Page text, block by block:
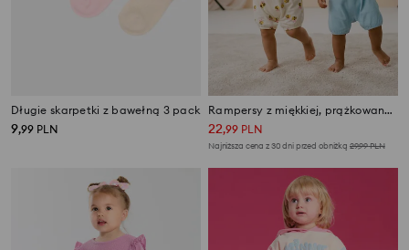
Długie skarpetki z bawełną 3 pack
9,99 PLN
Rampersy z miękkiej, prążkowanej dzianiny 2 pack
22,99 PLN
Najniższa cena z 30 dni przed obniżką 29,99PLN